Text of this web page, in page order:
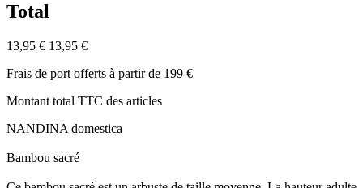
Total
13,95 € 13,95 €
Frais de port offerts à partir de 199 €
Montant total TTC des articles
NANDINA domestica
Bambou sacré